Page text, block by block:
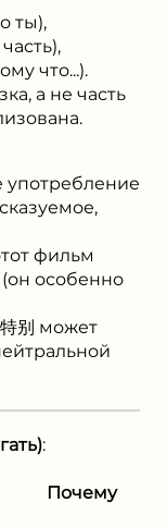
ты),
что...).
а не часть
употребление
фильм
(он особенно
别 может
:
Почему